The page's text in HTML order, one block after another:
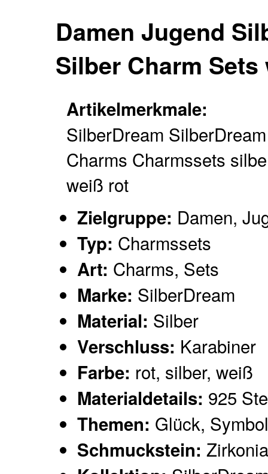
Damen Jugend
Silber Charm
Artikelmerkmale:
SilberDream SilberDream
Charms Charmssets
weiß rot
Zielgruppe: Damen,
Typ: Charmssets
Art: Charms, Sets
Marke: SilberDream
Material: Silber
Verschluss: Karabiner
Farbe: rot, silber, weiß
Materialdetails: 925
Themen: Glück,
Schmuckstein: